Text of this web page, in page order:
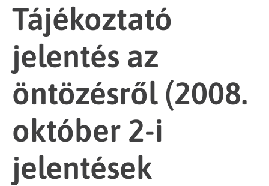
Tájékoztató
jelentés az
öntözésről (2008.
október 2-i
jelentések